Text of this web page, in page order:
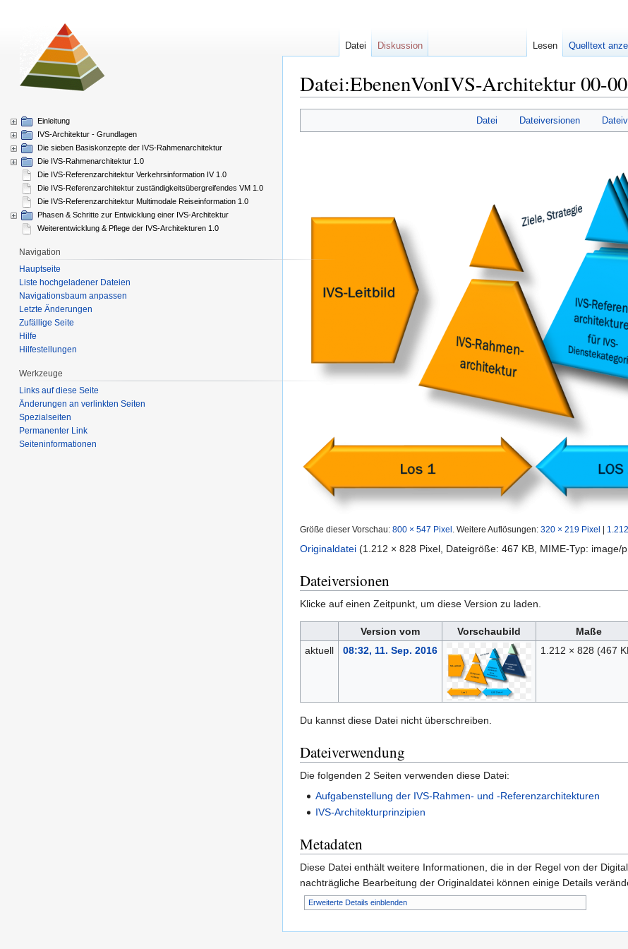
Datei:EbenenVonIVS-Architektur 00-
Navigation
Suche
Datei Dateiversionen
Größe dieser Vorschau: 800 × 547 Pixel Weitere Auflösungen: 320 × 219 Pixel
Originaldatei (1.212 × 828 Pixel, Dateigröße: 467 KB, MIME-Typ: image/
Dateiversionen
Klicke auf einen Zeitpunkt, um diese Version zu laden.
Version vom Vorschaubild Maße
aktuell
08:32, 11. Sep. 2016 1.212 × 828 (467
Du kannst diese Datei nicht überschreiben.
Dateiverwendung
Die folgenden 2 Seiten verwenden diese Datei:
Aufgabenstellung der IVS-Rahmen- und -Referenzarchitekturen
IVS-Architekturprinzipien
Metadaten
Diese Datei enthält weitere Informationen, die in der Regel von der
nachträgliche Bearbeitung der Originaldatei können einige Details
Erweiterte Details einblenden
Datei Diskussion Lesen Quelltext
Einleitung
IVS-Architektur - Grundlagen
Die sieben Basiskonzepte der IVS-Rahmenarchitektur
Die IVS-Rahmenarchitektur 1.0
Die IVS-Referenzarchitektur Verkehrsinformation IV 1.0
Die IVS-Referenzarchitektur zuständigkeitsübergreifendes VM 1.0
Die IVS-Referenzarchitektur Multimodale Reiseinformation 1.0
Phasen & Schritte zur Entwicklung einer IVS-Architektur
Weiterentwicklung & Pflege der IVS-Architekturen 1.0
Navigation
Hauptseite
Liste hochgeladener Dateien
Navigationsbaum anpassen
Letzte Änderungen
Zufällige Seite
Hilfe
Hilfestellungen
Werkzeuge
Links auf diese Seite
Änderungen an verlinkten Seiten
Spezialseiten
Permanenter Link
Seiten­informationen